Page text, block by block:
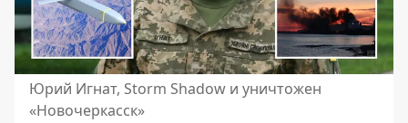
Юрий Игнат, Storm Shadow и уничтожен
«Новочеркасск»